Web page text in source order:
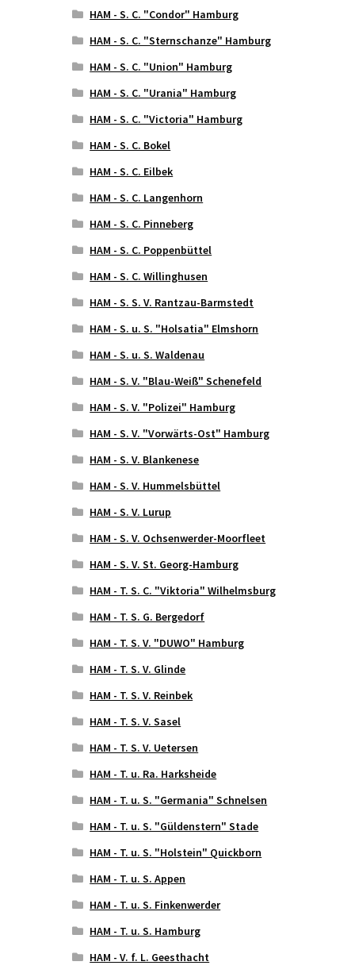
HAM - S. C. "Condor" Hamburg
HAM - S. C. "Sternschanze" Hamburg
HAM - S. C. "Union" Hamburg
HAM - S. C. "Urania" Hamburg
HAM - S. C. "Victoria" Hamburg
HAM - S. C. Bokel
HAM - S. C. Eilbek
HAM - S. C. Langenhorn
HAM - S. C. Pinneberg
HAM - S. C. Poppenbüttel
HAM - S. C. Willinghusen
HAM - S. S. V. Rantzau-Barmstedt
HAM - S. u. S. "Holsatia" Elmshorn
HAM - S. u. S. Waldenau
HAM - S. V. "Blau-Weiß" Schenefeld
HAM - S. V. "Polizei" Hamburg
HAM - S. V. "Vorwärts-Ost" Hamburg
HAM - S. V. Blankenese
HAM - S. V. Hummelsbüttel
HAM - S. V. Lurup
HAM - S. V. Ochsenwerder-Moorfleet
HAM - S. V. St. Georg-Hamburg
HAM - T. S. C. "Viktoria" Wilhelmsburg
HAM - T. S. G. Bergedorf
HAM - T. S. V. "DUWO" Hamburg
HAM - T. S. V. Glinde
HAM - T. S. V. Reinbek
HAM - T. S. V. Sasel
HAM - T. S. V. Uetersen
HAM - T. u. Ra. Harksheide
HAM - T. u. S. "Germania" Schnelsen
HAM - T. u. S. "Güldenstern" Stade
HAM - T. u. S. "Holstein" Quickborn
HAM - T. u. S. Appen
HAM - T. u. S. Finkenwerder
HAM - T. u. S. Hamburg
HAM - V. f. L. Geesthacht